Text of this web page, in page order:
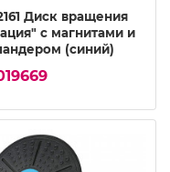
Диск вращения
с магнитами и
(синий)